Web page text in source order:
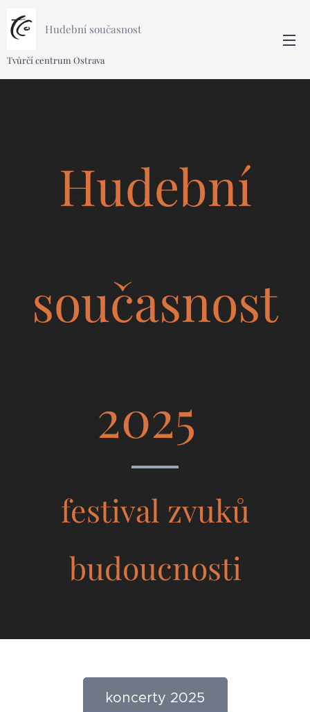
Hudební současnost
Tvůrčí centrum Ostrava
Hudební
současnost
2025
festival zvuků
budoucnosti
koncerty 2025